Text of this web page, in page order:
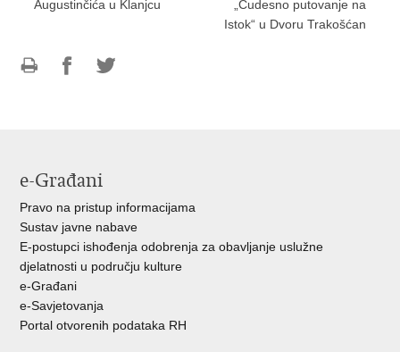
Augustinčića u Klanjcu
„Čudesno putovanje na
Istok“ u Dvoru Trakošćan
e-Građani
Pravo na pristup informacijama
Sustav javne nabave
E-postupci ishođenja odobrenja za obavljanje uslužne
djelatnosti u području kulture
e-Građani
e-Savjetovanja
Portal otvorenih podataka RH